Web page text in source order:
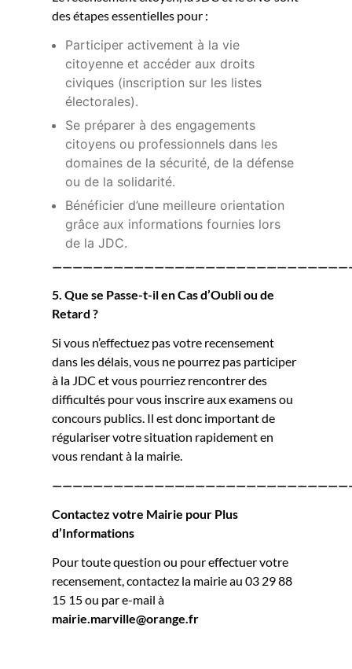
des étapes essentielles pour :
Participer activement à la vie
citoyenne et accéder aux droits
civiques (inscription sur les listes
électorales).
Se préparer à des engagements
citoyens ou professionnels dans les
domaines de la sécurité, de la défense
ou de la solidarité.
Bénéficier d’une meilleure orientation
grâce aux informations fournies lors
de la JDC.
5. Que se Passe-t-il en Cas d’Oubli ou de
Retard ?
Si vous n’effectuez pas votre recensement
dans les délais, vous ne pourrez pas participer
à la JDC et vous pourriez rencontrer des
difficultés pour vous inscrire aux examens ou
concours publics. Il est donc important de
régulariser votre situation rapidement en
vous rendant à la mairie.
Contactez votre Mairie pour Plus
d’Informations
Pour toute question ou pour effectuer votre
recensement, contactez la mairie au 03 29 88
15 15 ou par e-mail à
mairie.marville@orange.fr